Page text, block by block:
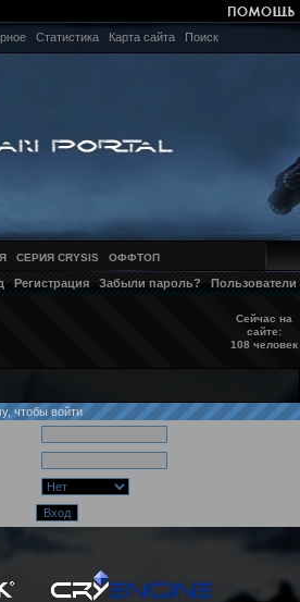
Статистика Карта сайта Поиск
СЕРИЯ CRYSIS ОФФТОП
Регистрация Забыли пароль? Пользователи
Сейчас на
сайте:
108 человек
чтобы войти